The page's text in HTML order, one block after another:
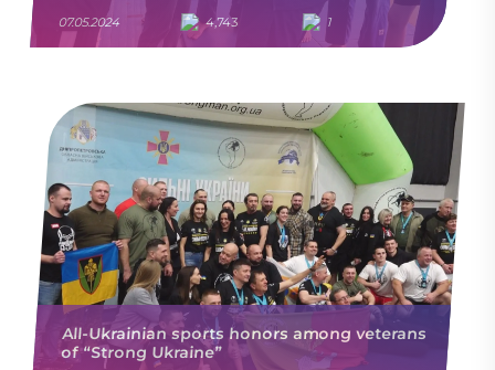
07.05.2024 4,743 1
All-Ukrainian sports honors among veterans
of “Strong Ukraine”